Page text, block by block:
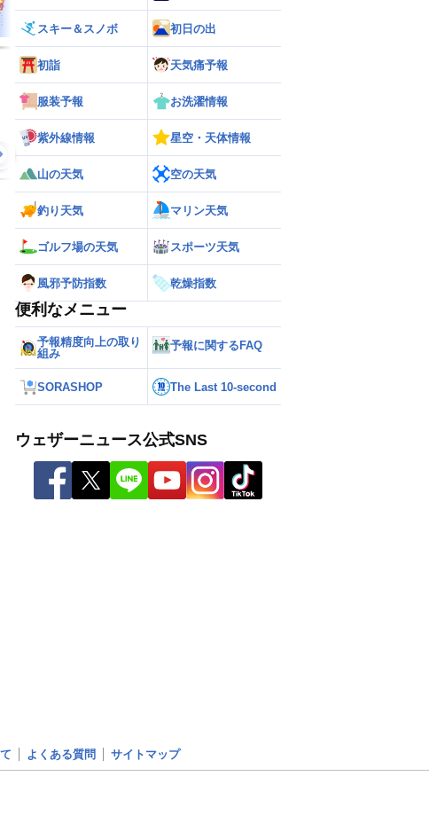
スキー＆スノボ 初日の出
初詣 天気痛予報
服装予報 お洗濯情報
紫外線情報 星空・天体情報
山の天気 空の天気
釣り天気 マリン天気
ゴルフ場の天気 スポーツ天気
風邪予防指数 乾燥指数
便利なメニュー
予報精度向上の取り
組み
予報に関するFAQ
SORASHOP The Last 10-second
ウェザーニュース公式SNS
よくある質問 サイトマップ